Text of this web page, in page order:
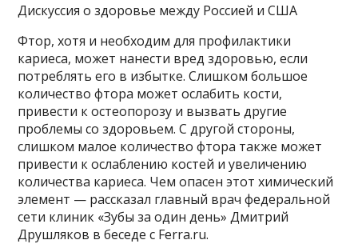
Дискуссия о здоровье между Россией и США
Фтор, хотя и необходим для профилактики
кариеса, может нанести вред здоровью, если
потреблять его в избытке. Слишком большое
количество фтора может ослабить кости,
привести к остеопорозу и вызвать другие
проблемы со здоровьем. С другой стороны,
слишком малое количество фтора также может
привести к ослаблению костей и увеличению
количества кариеса. Чем опасен этот химический
элемент — рассказал главный врач федеральной
сети клиник «Зубы за один день» Дмитрий
Друшляков в беседе с Ferra.ru.